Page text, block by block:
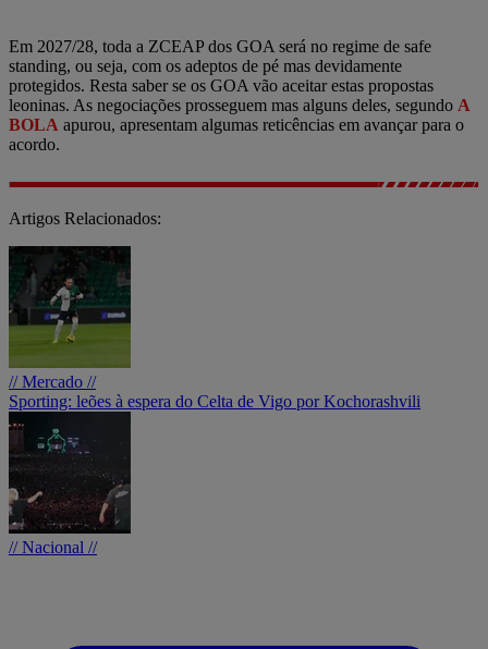
Em 2027/28, toda a ZCEAP dos GOA será no regime de safe
standing, ou seja, com os adeptos de pé mas devidamente
protegidos. Resta saber se os GOA vão aceitar estas propostas
leoninas. As negociações prosseguem mas alguns deles, segundo A
BOLA apurou, apresentam algumas reticências em avançar para o
acordo.
Artigos Relacionados:
// Mercado //
Sporting: leões à espera do Celta de Vigo por Kochorashvili
// Nacional //